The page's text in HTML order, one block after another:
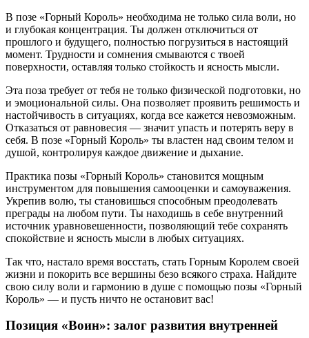
В позе «Горный Король» необходима не только сила воли, но
и глубокая концентрация. Ты должен отключиться от
прошлого и будущего, полностью погрузиться в настоящий
момент. Трудности и сомнения смываются с твоей
поверхности, оставляя только стойкость и ясность мысли.
Эта поза требует от тебя не только физической подготовки, но
и эмоциональной силы. Она позволяет проявить решимость и
настойчивость в ситуациях, когда все кажется невозможным.
Отказаться от равновесия — значит упасть и потерять веру в
себя. В позе «Горный Король» ты властен над своим телом и
душой, контролируя каждое движение и дыхание.
Практика позы «Горный Король» становится мощным
инструментом для повышения самооценки и самоуважения.
Укрепив волю, ты становишься способным преодолевать
преграды на любом пути. Ты находишь в себе внутренний
источник уравновешенности, позволяющий тебе сохранять
спокойствие и ясность мысли в любых ситуациях.
Так что, настало время восстать, стать Горным Королем своей
жизни и покорить все вершины безо всякого страха. Найдите
свою силу воли и гармонию в душе с помощью позы «Горный
Король» — и пусть ничто не остановит вас!
Позиция «Воин»: залог развития внутренней